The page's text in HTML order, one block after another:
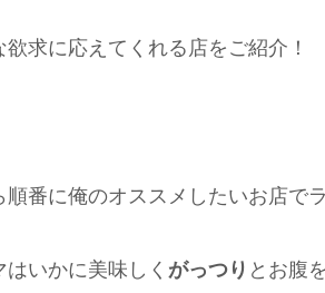
欲求に応えてくれる店をご紹介！
順番に俺のオススメしたいお店で
はいかに美味しく がっつり とお腹